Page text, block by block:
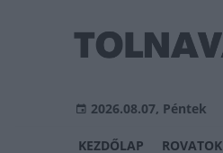
2026.08.07, Péntek
KEZDŐLAP ROVATOK